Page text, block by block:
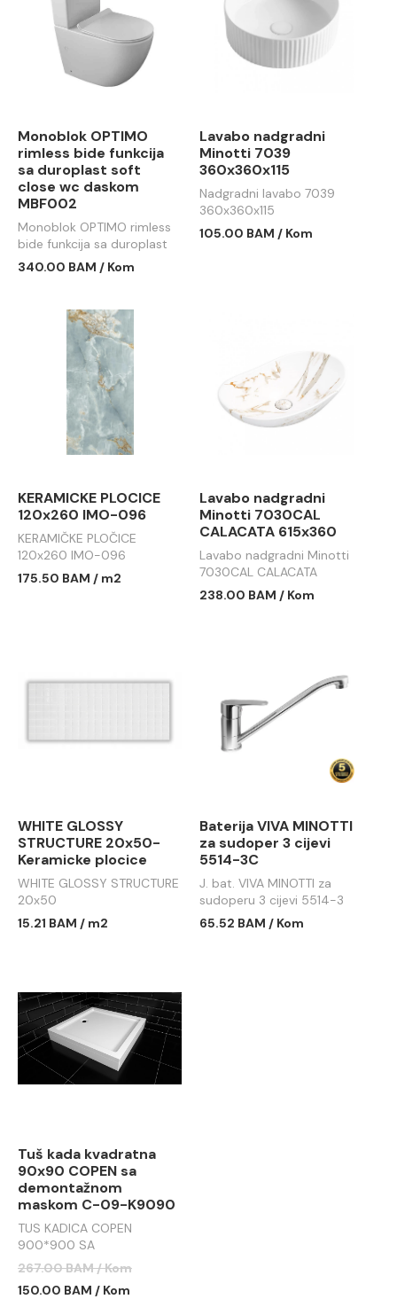
Monoblok OPTIMO
rimless bide funkcija
sa duroplast soft
close wc daskom
MBF002
Monoblok OPTIMO rimless
bide funkcija sa duroplast
soft close wc daskom
340.00 BAM / Kom
Lavabo nadgradni
Minotti 7039
360x360x115
Nadgradni lavabo 7039
360x360x115
105.00 BAM / Kom
KERAMICKE PLOCICE
120x260 IMO-096
KERAMIČKE PLOČICE
120x260 IMO-096
175.50 BAM / m2
Lavabo nadgradni
Minotti 7030CAL
CALACATA 615x360
Lavabo nadgradni Minotti
7030CAL CALACATA
615x360
238.00 BAM / Kom
WHITE GLOSSY
STRUCTURE 20x50-
Keramicke plocice
WHITE GLOSSY STRUCTURE
20x50
15.21 BAM / m2
Baterija VIVA MINOTTI
za sudoper 3 cijevi
5514-3C
J. bat. VIVA MINOTTI za
sudoperu 3 cijevi 5514-3
65.52 BAM / Kom
Tuš kada kvadratna
90x90 COPEN sa
demontažnom
maskom C-09-K9090
TUS KADICA COPEN
900*900 SA
DEMONTAŽNOM MASKOM
C-09-K9090
267.00 BAM / Kom
150.00 BAM / Kom